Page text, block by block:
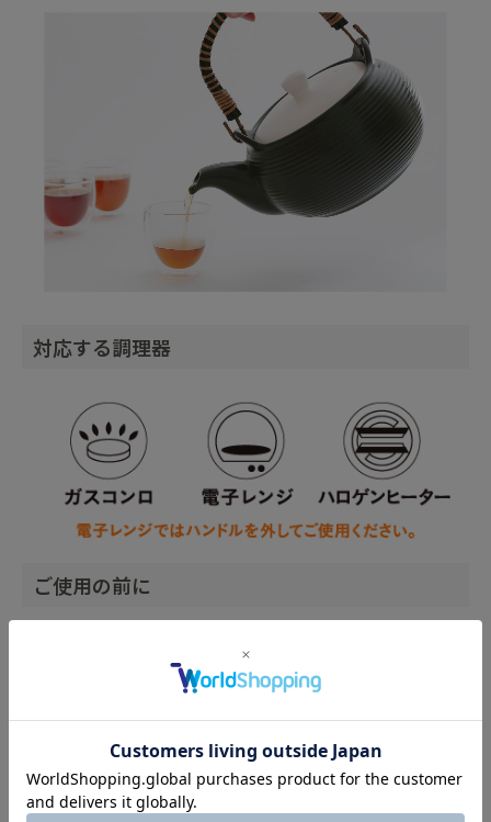
対応する調理器
ご使用の前に
常が確認できた場合は使用しないでください。
・ 本品はセラミック（陶器）製品です。落としたりぶつけたり
すると破損する恐れがありますのでお取り扱いには十分にご
注意ください。
・ ハンドルをケトル本体に取り付ける際、ハンドルの針金部分
を本体の穴に内側から通し、ケトルを傾けても外れないよう